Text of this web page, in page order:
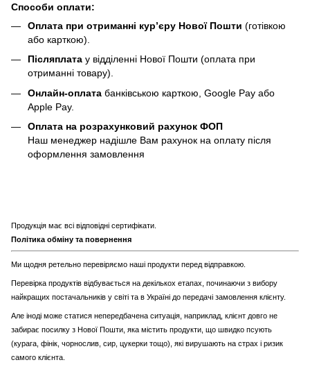
Способи оплати:
Оплата при отриманні кур’єру Нової Пошти (готівкою
або карткою).
Післяплата у відділенні Нової Пошти (оплата при
отриманні товару).
Онлайн-оплата банківською карткою, Google Pay або
Apple Pay.
Оплата на розрахунковий рахунок ФОП
Наш менеджер надішле Вам рахунок на оплату після
оформлення замовлення
Продукція має всі відповідні сертифікати.
Політика обміну та повернення
Ми щодня ретельно перевіряємо наші продукти перед відправкою.
Перевірка продуктів відбувається на декількох етапах, починаючи з вибору
найкращих постачальників у світі та в Україні до передачі замовлення клієнту.
Але іноді може статися непередбачена ситуація, наприклад, клієнт довго не
забирає посилку з Нової Пошти, яка містить продукти, що швидко псують
(курага, фінік, чорнослив, сир, цукерки тощо), які вирушають на страх і ризик
самого клієнта.